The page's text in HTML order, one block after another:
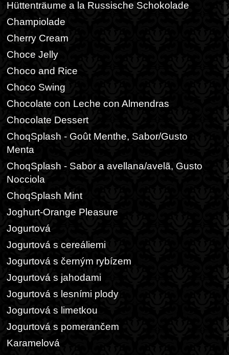
Hüttenträume a la Russische Schokolade
Champiolade
Cherry Cream
Choce Jelly
Choco and Rice
Choco Swing
Chocolate con Leche con Almendras
Chocolate Dessert
ChoqSplash - Goût Menthe, Sabor/Gusto
Menta
ChoqSplash - Sabor a avellana/avelã, Gusto
Nocciola
ChoqSplash Mint
Joghurt-Orange Pleasure
Jogurtová
Jogurtová s cereáliemi
Jogurtová s černým rybízem
Jogurtová s jahodami
Jogurtová s lesními plody
Jogurtová s limetkou
Jogurtová s pomerančem
Karamelová